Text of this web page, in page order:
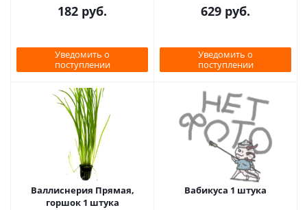
182 руб.
Уведомить о
поступлении
629 руб.
Уведомить о
поступлении
Валлиснерия Прямая,
горшок 1 штука
Вабикуса 1 штука